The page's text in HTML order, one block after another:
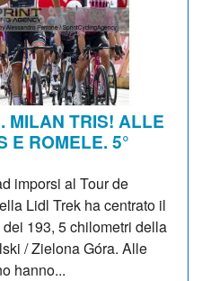
MILAN TRIS! ALLE
E ROMELE. 5°
imporsi al Tour de
Lidl Trek ha centrato il
193, 5 chilometri della
/ Zielona Góra. Alle
hanno...